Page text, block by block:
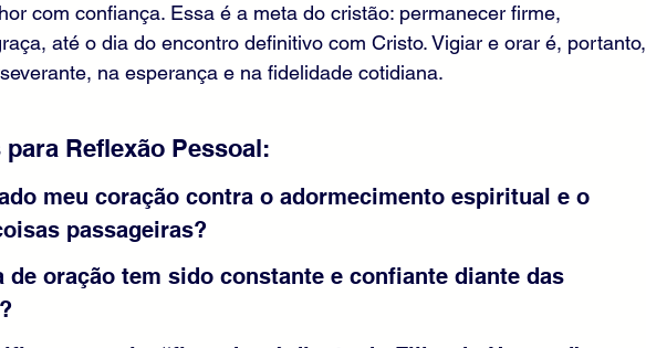
com confiança. Essa é a meta do cristão: permanecer firme,
até o dia do encontro definitivo com Cristo. Vigiar e orar é, portanto,
na esperança e na fidelidade cotidiana.
Reflexão Pessoal:
meu coração contra o adormecimento espiritual e o
passageiras?
de oração tem sido constante e confiante diante das